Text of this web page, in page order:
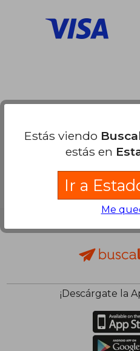
¡Descárgate la
Estás viendo
estás en
Ir a
Me